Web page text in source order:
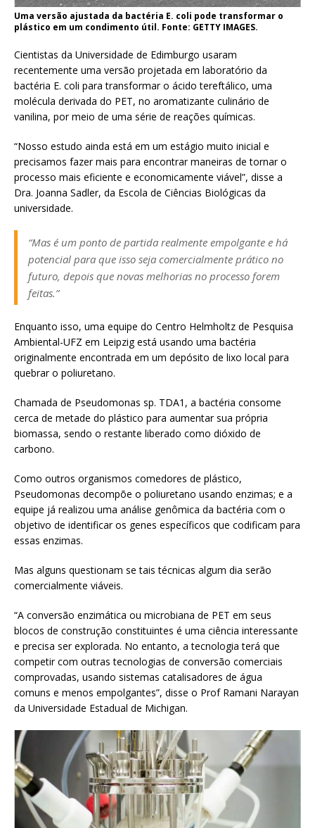
Uma versão ajustada da bactéria E. coli pode transformar o
plástico em um condimento útil. Fonte: GETTY IMAGES.
Cientistas da Universidade de Edimburgo usaram
recentemente uma versão projetada em laboratório da
bactéria E. coli para transformar o ácido tereftálico, uma
molécula derivada do PET, no aromatizante culinário de
vanilina, por meio de uma série de reações químicas.
“Nosso estudo ainda está em um estágio muito inicial e
precisamos fazer mais para encontrar maneiras de tornar o
processo mais eficiente e economicamente viável”, disse a
Dra. Joanna Sadler, da Escola de Ciências Biológicas da
universidade.
“Mas é um ponto de partida realmente empolgante e há
potencial para que isso seja comercialmente prático no
futuro, depois que novas melhorias no processo forem
feitas.”
Enquanto isso, uma equipe do Centro Helmholtz de Pesquisa
Ambiental-UFZ em Leipzig está usando uma bactéria
originalmente encontrada em um depósito de lixo local para
quebrar o poliuretano.
Chamada de Pseudomonas sp. TDA1, a bactéria consome
cerca de metade do plástico para aumentar sua própria
biomassa, sendo o restante liberado como dióxido de
carbono.
Como outros organismos comedores de plástico,
Pseudomonas decompõe o poliuretano usando enzimas; e a
equipe já realizou uma análise genômica da bactéria com o
objetivo de identificar os genes específicos que codificam para
essas enzimas.
Mas alguns questionam se tais técnicas algum dia serão
comercialmente viáveis.
“A conversão enzimática ou microbiana de PET em seus
blocos de construção constituintes é uma ciência interessante
e precisa ser explorada. No entanto, a tecnologia terá que
competir com outras tecnologias de conversão comerciais
comprovadas, usando sistemas catalisadores de água
comuns e menos empolgantes”, disse o Prof Ramani Narayan
da Universidade Estadual de Michigan.